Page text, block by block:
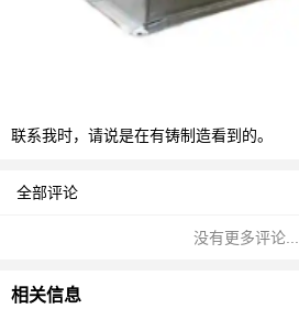
联系我时，请说是在有铸制造看到的。
全部评论
没有更多评论...
相关信息